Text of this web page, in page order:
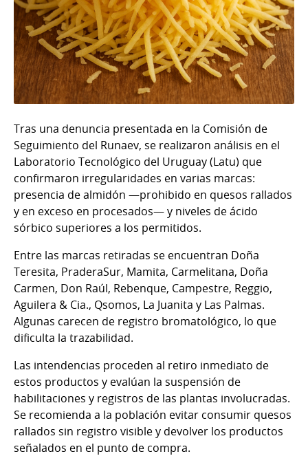
Tras una denuncia presentada en la Comisión de
Seguimiento del Runaev, se realizaron análisis en el
Laboratorio Tecnológico del Uruguay (Latu) que
confirmaron irregularidades en varias marcas:
presencia de almidón —prohibido en quesos rallados
y en exceso en procesados— y niveles de ácido
sórbico superiores a los permitidos.
Entre las marcas retiradas se encuentran Doña
Teresita, PraderaSur, Mamita, Carmelitana, Doña
Carmen, Don Raúl, Rebenque, Campestre, Reggio,
Aguilera & Cia., Qsomos, La Juanita y Las Palmas.
Algunas carecen de registro bromatológico, lo que
dificulta la trazabilidad.
Las intendencias proceden al retiro inmediato de
estos productos y evalúan la suspensión de
habilitaciones y registros de las plantas involucradas.
Se recomienda a la población evitar consumir quesos
rallados sin registro visible y devolver los productos
señalados en el punto de compra.